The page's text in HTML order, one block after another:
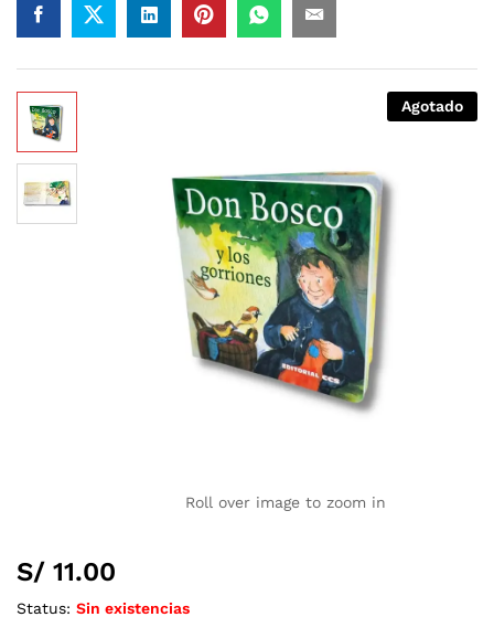
Agotado
Roll over image to zoom in
S/ 11.00
Status: Sin existencias